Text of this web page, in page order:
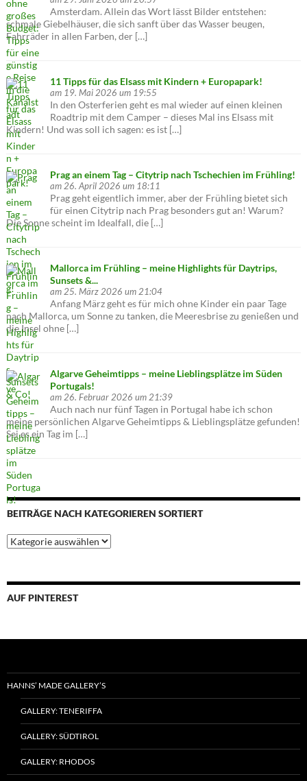
Amsterdam. Allein das Wort lässt Bilder entstehen:
schmale Giebelhäuser, die sich sanft über das Wasser beugen,
Fahrräder in allen Farben, der […]
11 Tipps für das Elsass mit Kindern + Europapark!
am 19. Mai 2026 um 19:55
In den Osterferien geht es mal wieder auf einen kleinen
Roadtrip mit dem Camper – dieses Mal ins Elsass mit
Kindern! Und was soll ich sagen: es ist […]
Prag an einem Tag – Citytrip nach Tschechien im Frühling!
am 26. April 2026 um 18:11
Prag geht eigentlich immer, aber der Frühling bietet sich
für einen Citytrip nach Prag besonders gut an! Warum?
Die Sonne scheint im Idealfall, die […]
Mallorca im Frühling – meine Highlights für Daytrips,
Sunsets &...
am 25. März 2026 um 21:04
Anfang März geht es für mich ohne Kinder ein paar Tage
nach Mallorca, um Sonne zu tanken, die Meeresbrise zu genießen und
die Insel ohne […]
Algarve Geheimtipps – meine Lieblingsplätze im Süden
Portugals!
am 26. Februar 2026 um 21:39
Auch nach nur fünf Tagen in Portugal habe ich schon
meine persönlichen Algarve Geheimtipps & Lieblingsplätze gefunden!
Sei es ein Tag im […]
BEITRÄGE NACH KATEGORIEREN SORTIERT
Beiträge
nach
AUF PINTEREST
HANNS’ MADE GALLERY’S
GALLERY: TENERIFFA
GALLERY: SÜDTIROL
GALLERY: RHODOS